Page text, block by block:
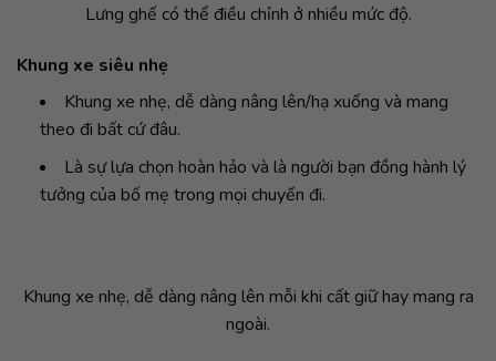
Lưng ghế có thể điều chỉnh ở nhiều mức độ.
Khung xe siêu nhẹ
Khung xe nhẹ, dễ dàng nâng lên/hạ xuống và mang
theo đi bất cứ đâu.
Là sự lựa chọn hoàn hảo và là người bạn đồng hành lý
tưởng của bố mẹ trong mọi chuyến đi.
Khung xe nhẹ, dễ dàng nâng lên mỗi khi cất giữ hay mang ra
ngoài.